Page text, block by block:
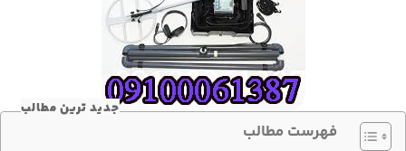
جدید ترین مطالب
فهرست مطالب